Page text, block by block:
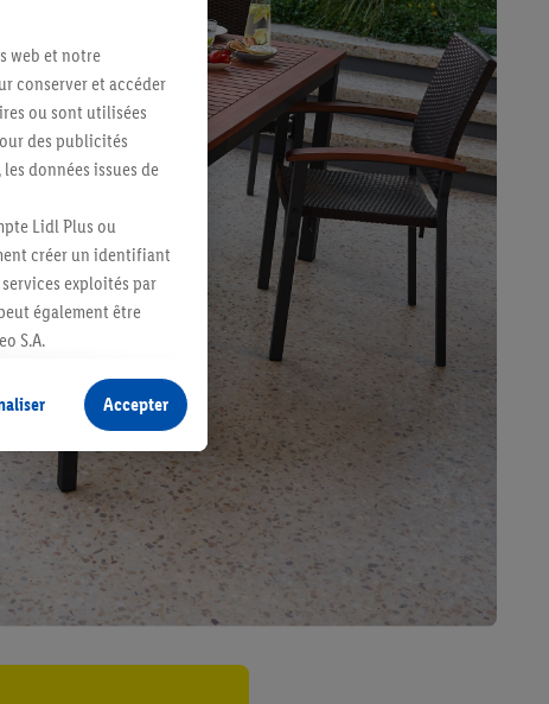
web et notre
conserver et accéder
ou sont utilisées
des publicités
données issues de
Lidl Plus ou
créer un identifiant
exploités par
également être
S.A.
sans procéder à
plusieurs terminaux ou
cas échéant, d’autres
informations sur le
En cliquant sur
de plus amples
à tout moment
Accepter